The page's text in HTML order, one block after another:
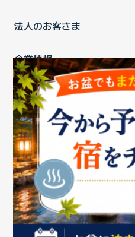
法人のお客さま
企業情報
ご利用中の方
お問い合わせ消費税の表示 ウェ
個人情報保護ポリシープライバ
特定商取引法に基づく表記情報
商標についてBIGLOBEトップ